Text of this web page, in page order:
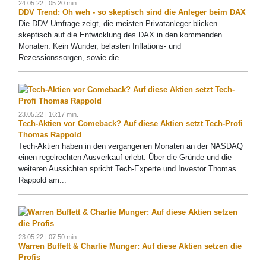
24.05.22 | 05:20 min.
DDV Trend: Oh weh - so skeptisch sind die Anleger beim DAX
Die DDV Umfrage zeigt, die meisten Privatanleger blicken
skeptisch auf die Entwicklung des DAX in den kommenden
Monaten. Kein Wunder, belasten Inflations- und
Rezessionssorgen, sowie die...
23.05.22 | 16:17 min.
Tech-Aktien vor Comeback? Auf diese Aktien setzt Tech-Profi
Thomas Rappold
Tech-Aktien haben in den vergangenen Monaten an der NASDAQ
einen regelrechten Ausverkauf erlebt. Über die Gründe und die
weiteren Aussichten spricht Tech-Experte und Investor Thomas
Rappold am...
23.05.22 | 07:50 min.
Warren Buffett & Charlie Munger: Auf diese Aktien setzen die
Profis